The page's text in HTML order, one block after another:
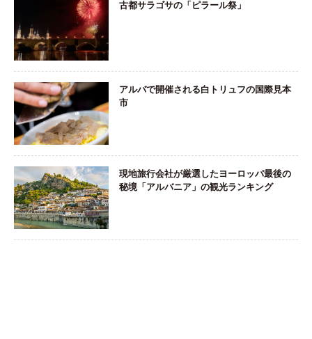
古都サラゴサの「ピラール祭」
アルバで開催される白トリュフの国際見本
市
現地旅行会社が厳選したヨーロッパ最後の
秘境「アルバニア」の観光ランキング